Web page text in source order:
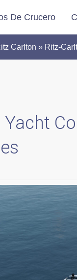
De Crucero
Carlton » Ritz-
Yacht